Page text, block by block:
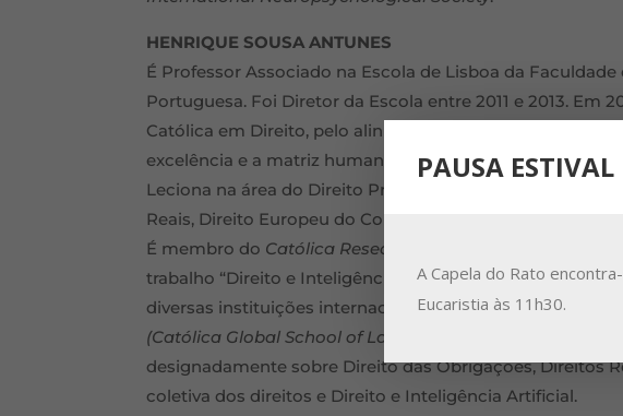
HENRIQUE SOUSA ANTUNES
É Professor Associado na Escola de Lisboa da
Portuguesa. Foi Diretor da Escola entre 2011 e 2013. Em
Católica em Direito, pelo alinhamento do seu percurso
excelência e a matriz humanista da Universidade.
Leciona na área do Direito Privado, regendo,
Reais, Direito Europeu do Consumidor e Teoria e Prática
É membro do Católica Research Centre for the Future of
trabalho “Direito e Inteligência Artificial”, e vem
diversas instituições internacionais. É cocoordenador do
(Católica Global School of Law)
designadamente sobre Direito das Obrigações, Direitos
coletiva dos direitos e Direito e Inteligência Artificial.
PAUSA ESTIVAL
A Capela do Rato
Eucaristia às 11h30.